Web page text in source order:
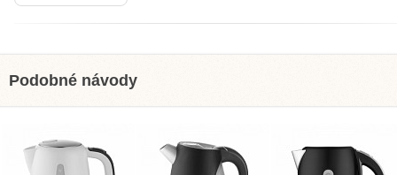
Podobné návody